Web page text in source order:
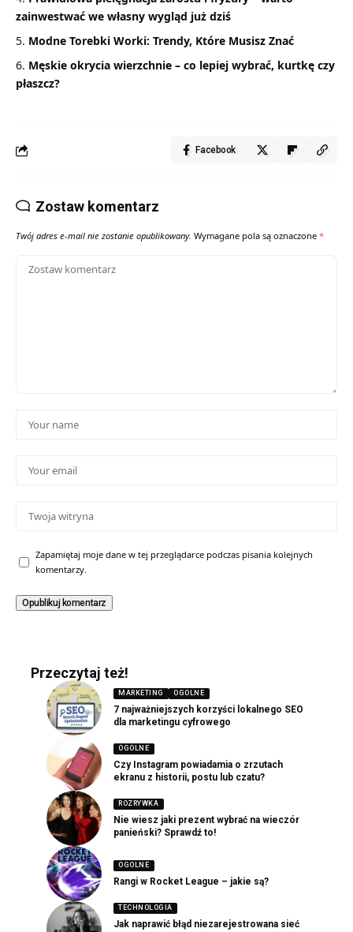
zainwestwać we własny wygląd już dziś
Modne Torebki Worki: Trendy, Które Musisz Znać
Męskie okrycia wierzchnie – co lepiej wybrać, kurtkę czy
płaszcz?
Facebook
Zostaw komentarz
Twój adres e-mail nie zostanie opublikowany. Wymagane pola są oznaczone *
Zapamiętaj moje dane w tej przeglądarce podczas pisania kolejnych
komentarzy.
Przeczytaj też!
MARKETING OGOLNE
7 najważniejszych korzyści lokalnego SEO
dla marketingu cyfrowego
OGOLNE
Czy Instagram powiadamia o zrzutach
ekranu z historii, postu lub czatu?
ROZRYWKA
Nie wiesz jaki prezent wybrać na wieczór
panieński? Sprawdź to!
OGOLNE
Rangi w Rocket League – jakie są?
TECHNOLOGIA
Jak naprawić błąd niezarejestrowana sieć